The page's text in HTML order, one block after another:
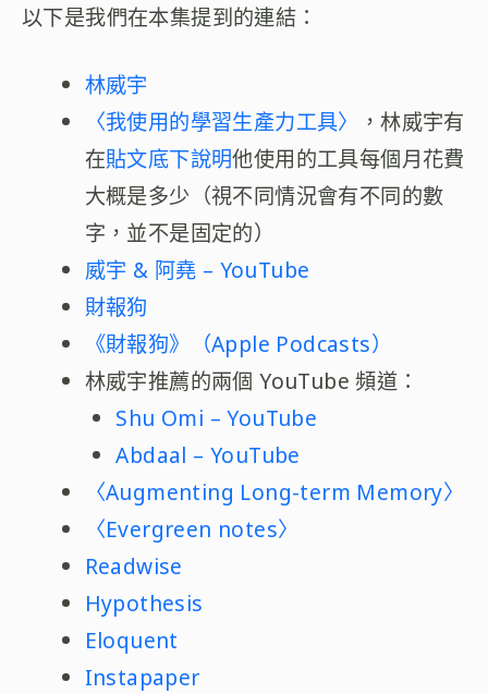
以下是我們在本集提到的連結：
林威宇
〈我使用的學習生產力工具〉
，林威宇有
在貼文底下說明他使用的工具每個月花費
大概是多少（視不同情況會有不同的數
字，並不是固定的）
威宇 & 阿堯 – YouTube
財報狗
‎《財報狗》（Apple Podcasts）
林威宇推薦的兩個 YouTube 頻道：
Shu Omi – YouTube
Abdaal – YouTube
〈Augmenting Long-term Memory〉
〈Evergreen notes〉
Readwise
Hypothesis
Eloquent
Instapaper